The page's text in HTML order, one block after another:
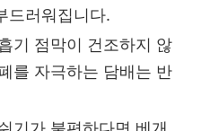
드러워집니다.
기 점막이 건조하지 않
를 자극하는 담배는 반